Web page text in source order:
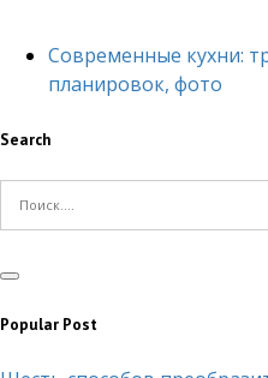
Современные кухни:
планировок, фото
Search
Popular Post